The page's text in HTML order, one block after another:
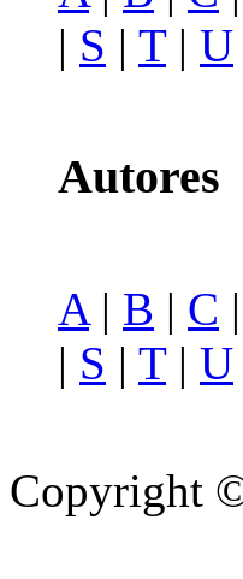
| S | T| U
Autores
A| B | C |
| S | T| U
Copyright